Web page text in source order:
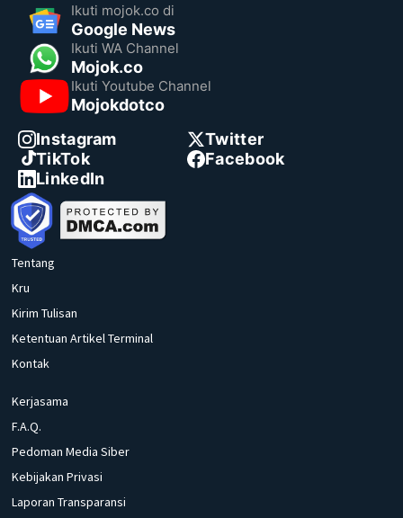
Ikuti mojok.co di
Google News
Ikuti WA Channel
Mojok.co
Ikuti Youtube Channel
Mojokdotco
Instagram
Twitter
TikTok
Facebook
LinkedIn
Tentang
Kru
Kirim Tulisan
Ketentuan Artikel Terminal
Kontak
Kerjasama
F.A.Q.
Pedoman Media Siber
Kebijakan Privasi
Laporan Transparansi